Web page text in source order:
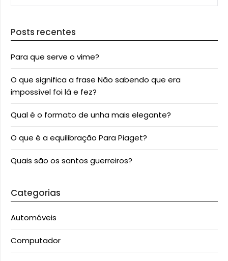
Posts recentes
Para que serve o vime?
O que significa a frase Não sabendo que era
impossível foi lá e fez?
Qual é o formato de unha mais elegante?
O que é a equilibração Para Piaget?
Quais são os santos guerreiros?
Categorias
Automóveis
Computador